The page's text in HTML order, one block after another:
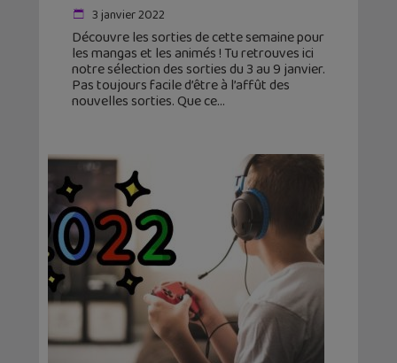
3 janvier 2022
Découvre les sorties de cette semaine pour
les mangas et les animés ! Tu retrouves ici
notre sélection des sorties du 3 au 9 janvier.
Pas toujours facile d’être à l’affût des
nouvelles sorties. Que ce